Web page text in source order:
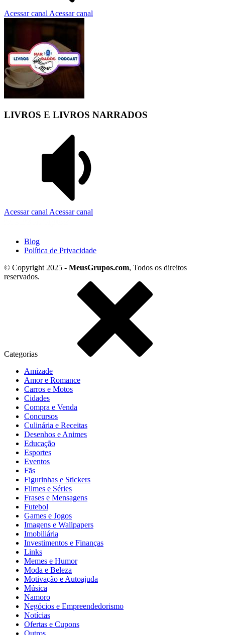
Acessar canal Acessar canal
LIVROS E LIVROS NARRADOS
Acessar canal Acessar canal
Blog
Política de Privacidade
© Copyright 2025 - MeusGrupos.com, Todos os direitos
reservados.
Categorias
Amizade
Amor e Romance
Carros e Motos
Cidades
Compra e Venda
Concursos
Culinária e Receitas
Desenhos e Animes
Educação
Esportes
Eventos
Fãs
Figurinhas e Stickers
Filmes e Séries
Frases e Mensagens
Futebol
Games e Jogos
Imagens e Wallpapers
Imobiliária
Investimentos e Finanças
Links
Memes e Humor
Moda e Beleza
Motivação e Autoajuda
Música
Namoro
Negócios e Empreendedorismo
Notícias
Ofertas e Cupons
Outros